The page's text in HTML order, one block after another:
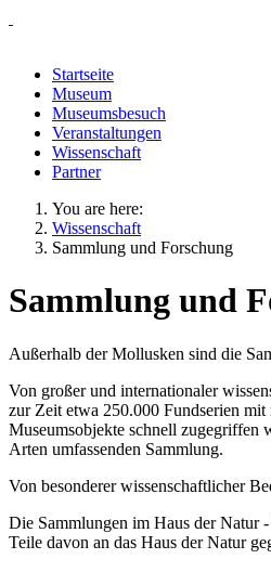
Startseite
Museum
Museumsbesuch
Veranstaltungen
Wissenschaft
Partner
You are here:
Wissenschaft
Sammlung und Forschung
Sammlung und
Außerhalb der Mollusken sind die
Von großer und internationaler
zur Zeit etwa 250.000 Fundserien mit
Museumsobjekte schnell zugegriffen
Arten umfassenden Sammlung.
Von besonderer wissenschaftlicher
Die Sammlungen im Haus der Natur
Teile davon an das Haus der Natur